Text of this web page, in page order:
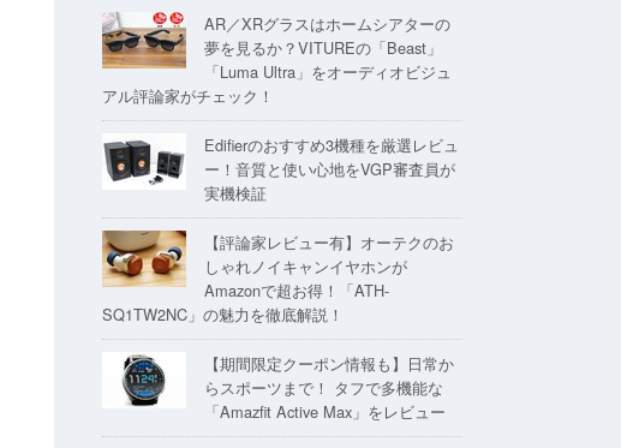
AR／XRグラスはホームシアターの
夢を見るか？VITUREの「Beast」
「Luma Ultra」をオーディオビジュ
アル評論家がチェック！
Edifierのおすすめ3機種を厳選レビュ
ー！音質と使い心地をVGP審査員が
実機検証
【評論家レビュー有】オーテクのお
しゃれノイキャンイヤホンが
Amazonで超お得！「ATH-
SQ1TW2NC」の魅力を徹底解説！
【期間限定クーポン情報も】日常か
らスポーツまで！ タフで多機能な
「Amazfit Active Max」をレビュー